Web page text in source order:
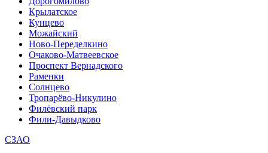
Крылатское
Кунцево
Можайский
Ново-Переделкино
Очаково-Матвеевское
Проспект Вернадского
Раменки
Солнцево
Тропарёво-Никулино
Филёвский парк
Фили-Давыдково
СЗАО